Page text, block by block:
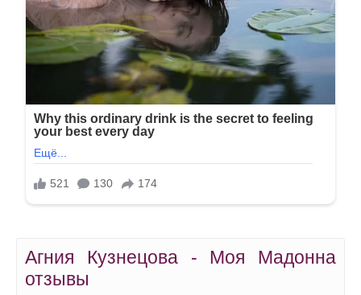
Агния Кузнецова - Моя Мадонна
отзывы